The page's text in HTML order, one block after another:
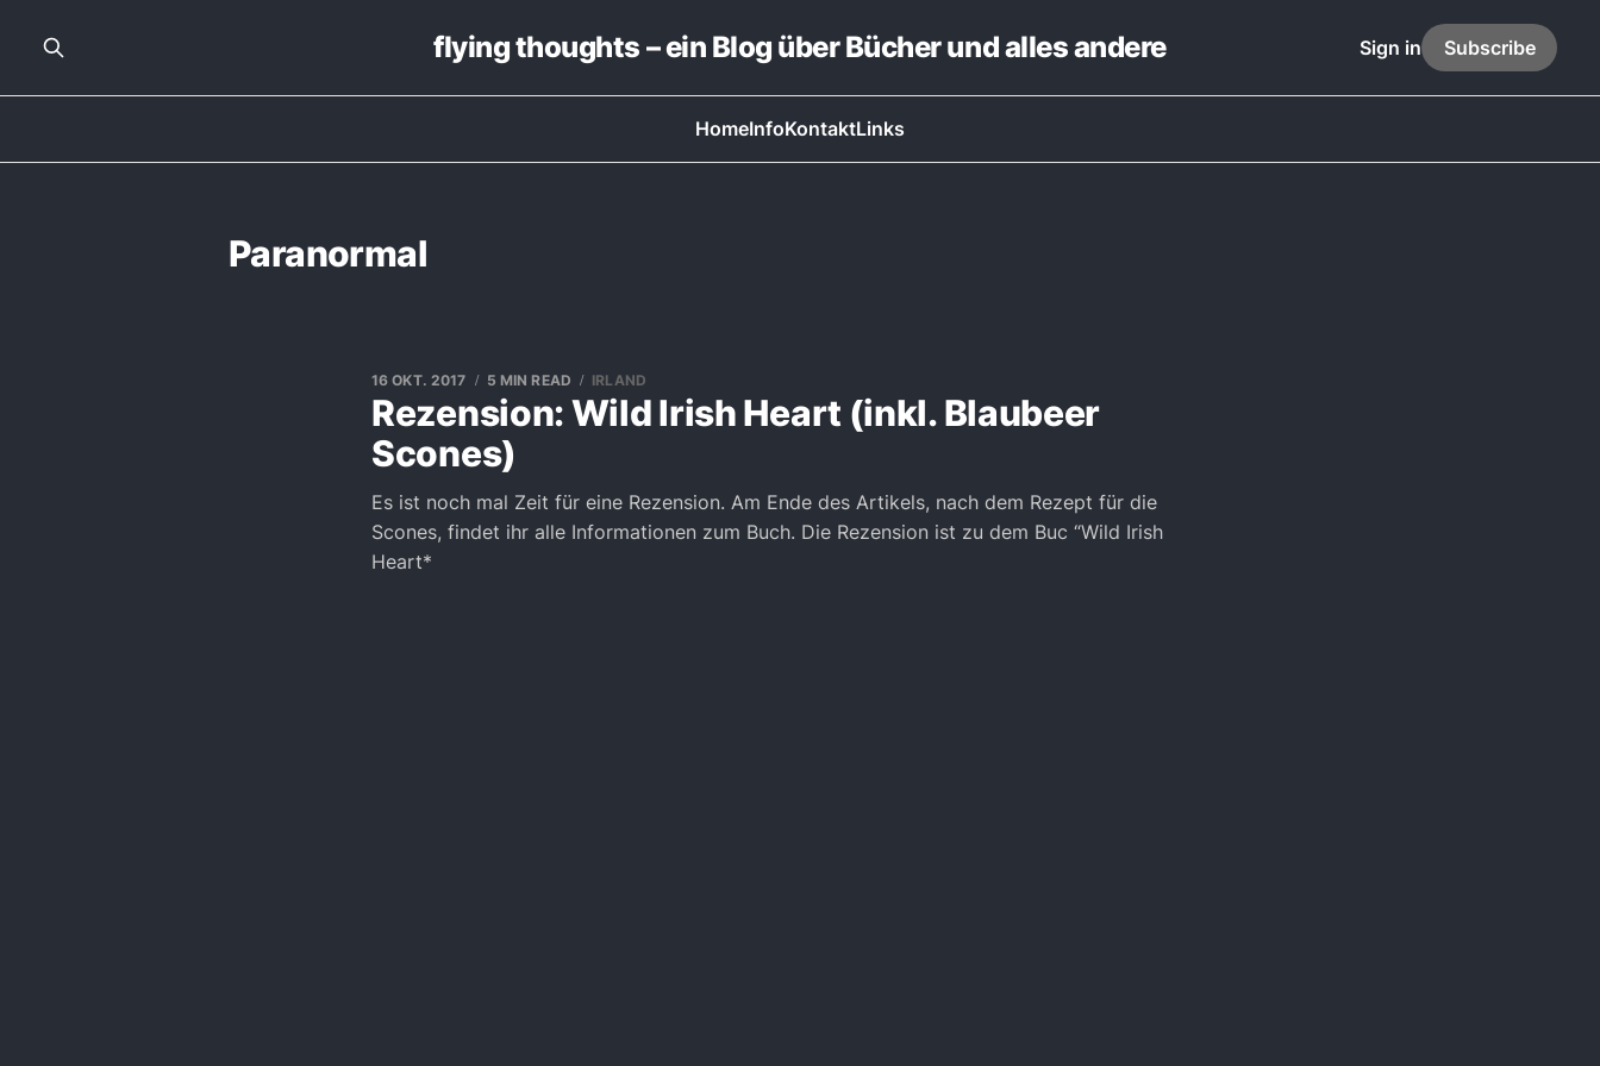
flying thoughts – ein Blog über Bücher und alles andere
HomeInfoKontaktLinks
Sign in Subscribe
Paranormal
Rezension: Wild Irish Heart (inkl. Blaubeer
Scones)
16 OKT. 2017 5 MIN READ IRLAND
Es ist noch mal Zeit für eine Rezension. Am Ende des Artikels, nach dem Rezept für die
Scones, findet ihr alle Informationen zum Buch. Die Rezension ist zu dem Buc “Wild Irish
Heart*